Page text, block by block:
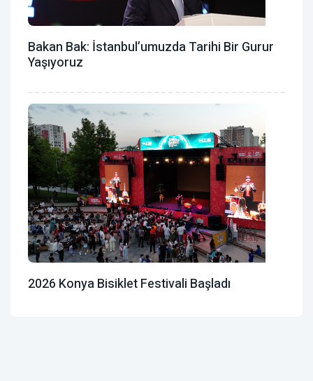
Bakan Bak: İstanbul’umuzda Tarihi Bir Gurur
Yaşıyoruz
2026 Konya Bisiklet Festivali Başladı